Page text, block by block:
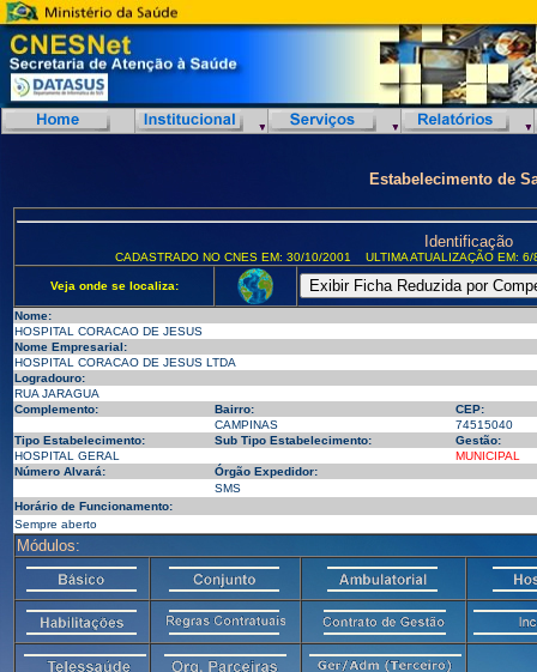
Estabelecimento de
Identificação
CADASTRADO NO CNES EM: 30/10/2001 ULTIMA ATUALIZAÇÃO EM:
Veja onde se localiza:
Nome:
HOSPITAL CORACAO DE JESUS
Nome Empresarial:
HOSPITAL CORACAO DE JESUS LTDA
Logradouro:
RUA JARAGUA
Complemento:
Bairro:
CEP:
CAMPINAS
74515040
Tipo Estabelecimento:
Sub Tipo Estabelecimento:
Gestão:
HOSPITAL GERAL
MUNICIPAL
Número Alvará:
Órgão Expedidor:
SMS
Horário de Funcionamento:
Sempre aberto
Módulos: